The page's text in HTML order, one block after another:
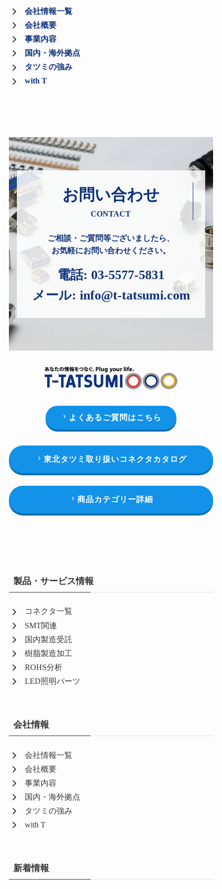
会社情報一覧
会社概要
事業内容
国内・海外拠点
タツミの強み
with T
お問い合わせ
CONTACT
ご相談・ご質問等ございましたら、
お気軽にお問い合わせください。
電話: 03-5577-5831
メール: info@t-tatsumi.com
よくあるご質問はこちら
東北タツミ取り扱いコネクタカタログ
商品カテゴリー詳細
製品・サービス情報
コネクタ一覧
SMT関連
国内製造受託
樹脂製造加工
ROHS分析
LED照明パーツ
会社情報
会社情報一覧
会社概要
事業内容
国内・海外拠点
タツミの強み
with T
新着情報